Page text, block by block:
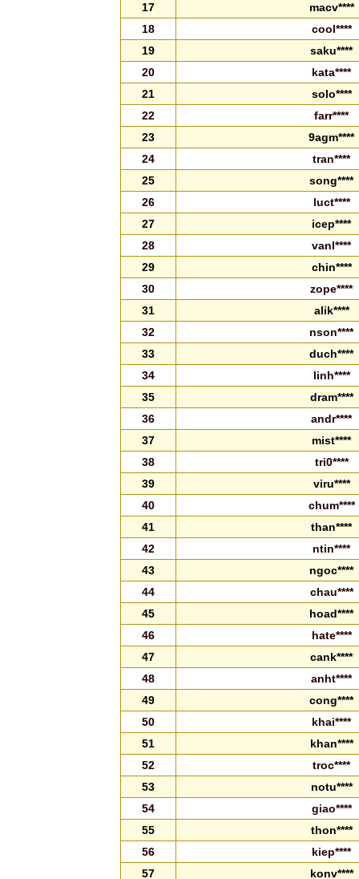
17
macv****
18
cool****
19
saku****
20
kata****
21
solo****
22
farr****
23
9agm****
24
tran****
25
song****
26
luct****
27
icep****
28
vanl****
29
chin****
30
zope****
31
alik****
32
nson****
33
duch****
34
linh****
35
dram****
36
andr****
37
mist****
38
tri0****
39
viru****
40
chum****
41
than****
42
ntin****
43
ngoc****
44
chau****
45
hoad****
46
hate****
47
cank****
48
anht****
49
cong****
50
khai****
51
khan****
52
troc****
53
notu****
54
giao****
55
thon****
56
kiep****
57
konv****